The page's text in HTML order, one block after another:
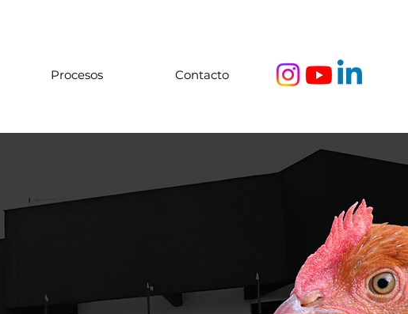
Procesos Contacto